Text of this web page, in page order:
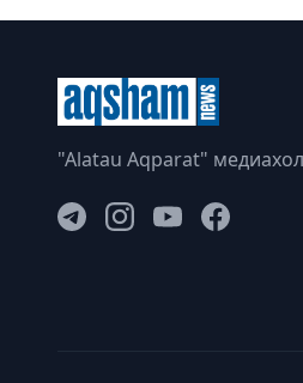
"Alatau Aqparat"